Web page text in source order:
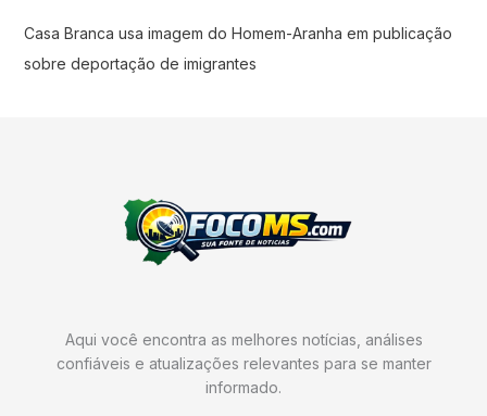
Casa Branca usa imagem do Homem-Aranha em publicação
sobre deportação de imigrantes
Aqui você encontra as melhores notícias, análises
confiáveis e atualizações relevantes para se manter
informado.